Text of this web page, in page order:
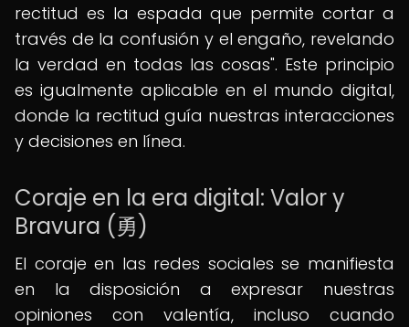
rectitud es la espada que permite cortar a
través de la confusión y el engaño, revelando
la verdad en todas las cosas". Este principio
es igualmente aplicable en el mundo digital,
donde la rectitud guía nuestras interacciones
y decisiones en línea.
Coraje en la era digital: Valor y
Bravura (勇)
El coraje en las redes sociales se manifiesta
en la disposición a expresar nuestras
opiniones con valentía, incluso cuando